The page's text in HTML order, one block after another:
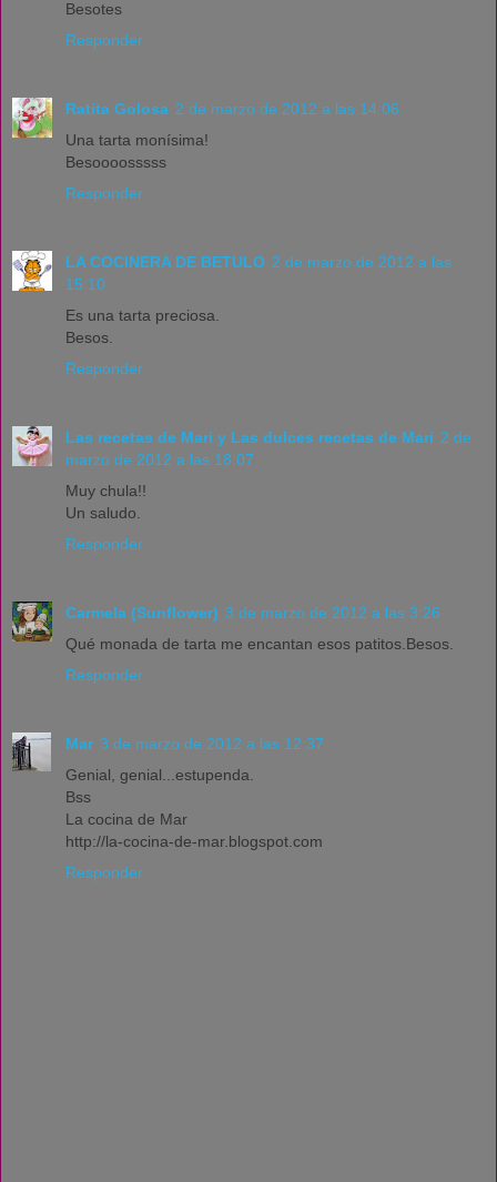
Besotes
Responder
Ratita Golosa 2 de marzo de 2012 a las 14:06
Una tarta monísima!
Besoooosssss
Responder
LA COCINERA DE BETULO 2 de marzo de 2012 a las
15:10
Es una tarta preciosa.
Besos.
Responder
Las recetas de Mari y Las dulces recetas de Mari 2 de
marzo de 2012 a las 18:07
Muy chula!!
Un saludo.
Responder
Carmela (Sunflower) 3 de marzo de 2012 a las 3:26
Qué monada de tarta me encantan esos patitos.Besos.
Responder
Mar 3 de marzo de 2012 a las 12:37
Genial, genial...estupenda.
Bss
La cocina de Mar
http://la-cocina-de-mar.blogspot.com
Responder